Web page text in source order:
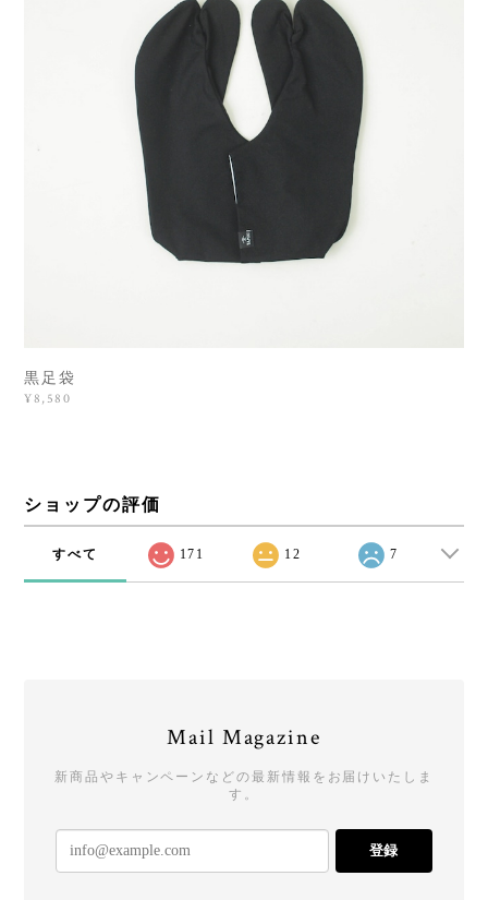
黒足袋
¥8,580
ショップの評価
すべて 171 12 7
Mail Magazine
新商品やキャンペーンなどの最新情報をお届けいたしま
す。
登録